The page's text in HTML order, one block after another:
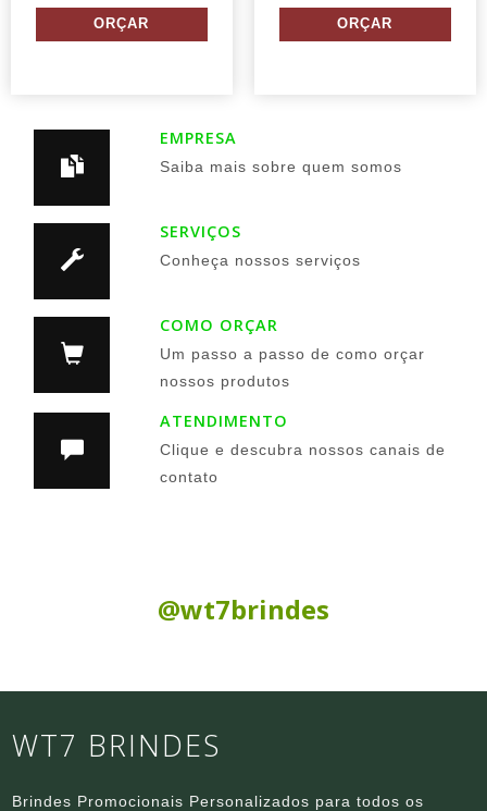
EMPRESA
Saiba mais sobre quem somos
SERVIÇOS
Conheça nossos serviços
COMO ORÇAR
Um passo a passo de como orçar
nossos produtos
ATENDIMENTO
Clique e descubra nossos canais de
contato
@wt7brindes
WT7 BRINDES
Brindes Promocionais Personalizados para todos os